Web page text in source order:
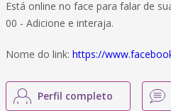
Está online no face para falar de
00 - Adicione e interaja.
Nome do link: https://
Perfil completo